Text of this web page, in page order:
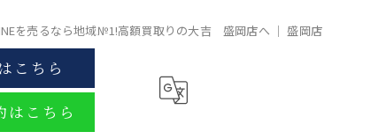
を売るなら地域№1!高額買取りの大吉 盛岡店へ ｜ 盛岡店
こちら
はこちら